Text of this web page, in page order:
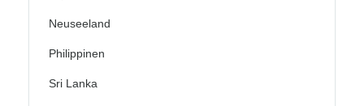
Neuseeland
Philippinen
Sri Lanka